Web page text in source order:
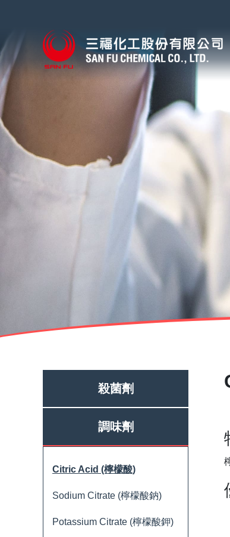
殺菌劑
調味劑
Citric Acid (檸檬酸)
Sodium Citrate (檸檬酸鈉)
Potassium Citrate (檸檬酸鉀)